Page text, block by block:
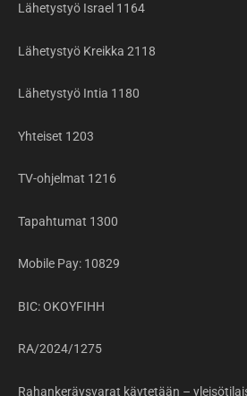
Lähetystyö Israel 1164
Lähetystyö Kreikka 2118
Lähetystyö Intia 1180
Yhteiset 1203
TV-ohjelmat 1216
Tapahtumat 1300
Mobile Pay: 10829
BIC: OKOYFIHH
RA/2024/1275
Rahankeräysvarat käytetään –